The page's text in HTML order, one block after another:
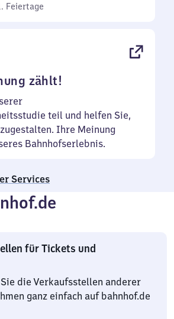
Feiertage
zählt!
teil und helfen Sie,
Ihre Meinung
Bahnhofserlebnis.
Services
für Tickets und
die Verkaufsstellen anderer
ganz einfach auf bahnhof.de